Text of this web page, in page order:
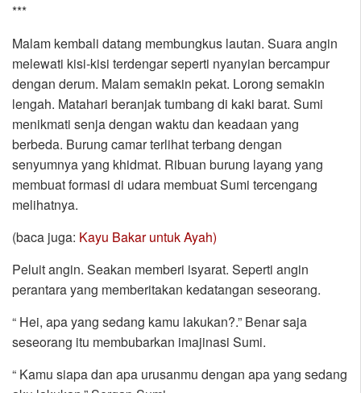
***
Malam kembali datang membungkus lautan. Suara angin
melewati kisi-kisi terdengar seperti nyanyian bercampur
dengan derum. Malam semakin pekat. Lorong semakin
lengah. Matahari beranjak tumbang di kaki barat. Sumi
menikmati senja dengan waktu dan keadaan yang
berbeda. Burung camar terlihat terbang dengan
senyumnya yang khidmat. Ribuan burung layang yang
membuat formasi di udara membuat Sumi tercengang
melihatnya.
(baca juga: Kayu Bakar untuk Ayah)
Peluit angin. Seakan memberi isyarat. Seperti angin
perantara yang memberitakan kedatangan seseorang.
“ Hei, apa yang sedang kamu lakukan?.” Benar saja
seseorang itu membubarkan imajinasi Sumi.
“ Kamu siapa dan apa urusanmu dengan apa yang sedang